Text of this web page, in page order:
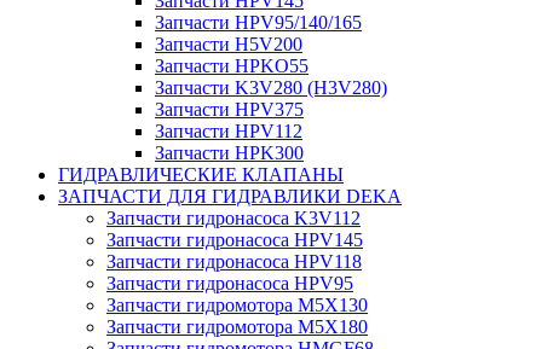
Запчасти HPV95/140/165
Запчасти H5V200
Запчасти HPKO55
Запчасти K3V280 (H3V280)
Запчасти HPV375
Запчасти HPV112
Запчасти HPK300
ГИДРАВЛИЧЕСКИЕ КЛАПАНЫ
ЗАПЧАСТИ ДЛЯ ГИДРАВЛИКИ DEKA
Запчасти гидронасоса K3V112
Запчасти гидронасоса HPV145
Запчасти гидронасоса HPV118
Запчасти гидронасоса HPV95
Запчасти гидромотора M5X130
Запчасти гидромотора M5X180